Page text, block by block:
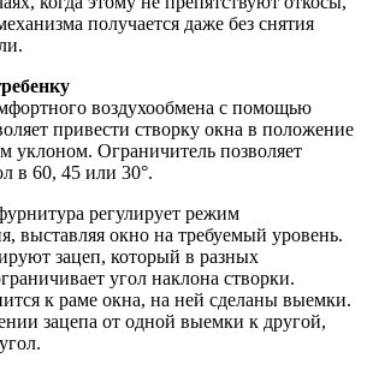
получается даже без снятия
воздухообмена с помощью
привести створку окна в положение
уклоном. Ограничитель позволяет
в 60, 45 или 30°.
регулирует режим
выставляя окно на требуемый уровень.
зацеп, который в разных
угол наклона створки.
к раме окна, на ней сделаны выемки.
зацепа от одной выемки к другой,